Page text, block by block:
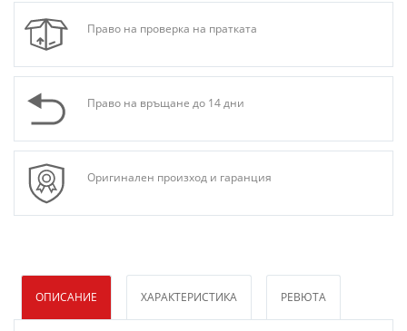
Право на проверка на пратката
Право на връщане до 14 дни
Оригинален произход и гаранция
ОПИСАНИЕ ХАРАКТЕРИСТИКА РЕВЮТА